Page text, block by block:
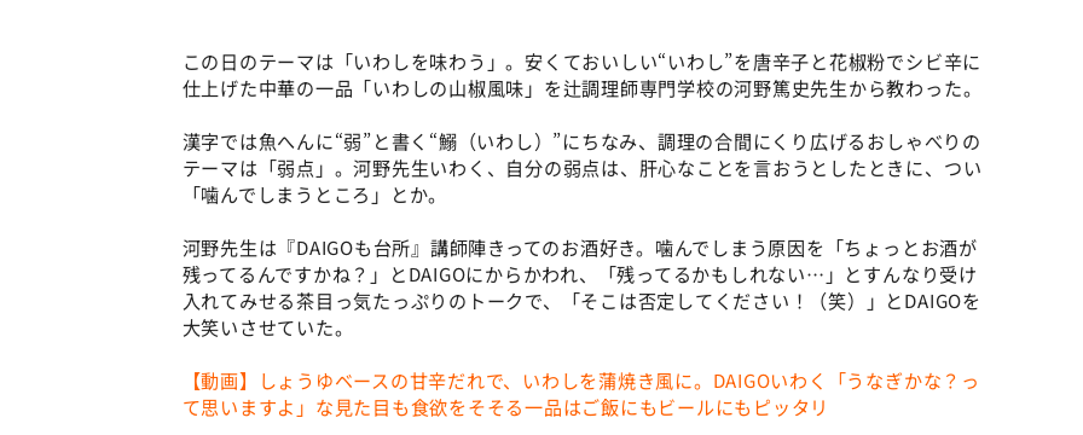
この日のテーマは「いわしを味わう」。安くておいしい“いわし”を唐辛子と花椒粉でシビ辛に
仕上げた中華の一品「いわしの山椒風味」を辻調理師専門学校の河野篤史先生から教わった。
漢字では魚へんに“弱”と書く“鰯（いわし）”にちなみ、調理の合間にくり広げるおしゃべりの
テーマは「弱点」。河野先生いわく、自分の弱点は、肝心なことを言おうとしたときに、つい
「噛んでしまうところ」とか。
河野先生は『DAIGOも台所』講師陣きってのお酒好き。噛んでしまう原因を「ちょっとお酒が
残ってるんですかね？」とDAIGOにからかわれ、「残ってるかもしれない…」とすんなり受け
入れてみせる茶目っ気たっぷりのトークで、「そこは否定してください！（笑）」とDAIGOを
大笑いさせていた。
【動画】しょうゆベースの甘辛だれで、いわしを蒲焼き風に。DAIGOいわく「うなぎかな？っ
て思いますよ」な見た目も食欲をそそる一品はご飯にもビールにもピッタリ